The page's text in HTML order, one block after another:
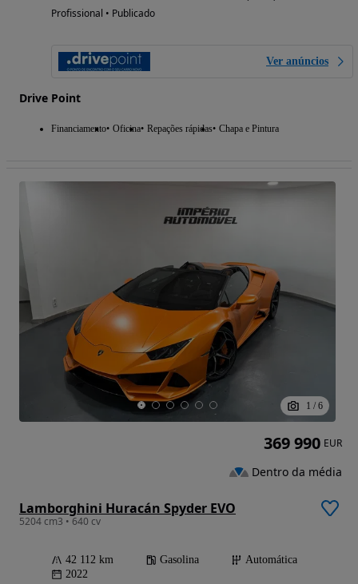
Profissional • Publicado
Ver anúncios
Drive Point
Financiamento Oficina Repações rápidas Chapa e Pintura
1 / 6
Lamborghini Huracán Spyder EVO
5204 cm3 • 640 cv
42 112 km Gasolina
Automática
2022
369 990 EUR
Dentro da média